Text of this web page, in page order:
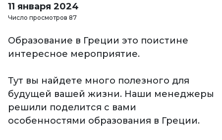
11 января 2024
Число просмотров 87
Образование в Греции это поистине
интересное мероприятие.
Тут вы найдете много полезного для
будущей вашей жизни. Наши менеджеры
решили поделится с вами
особенностями образования в Греции.